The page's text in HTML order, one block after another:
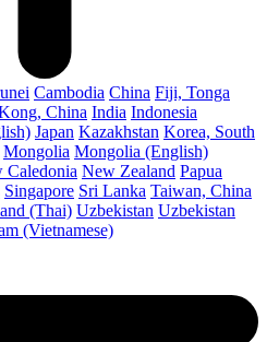
Cambodia China Fiji, Tonga
China India Indonesia
Japan Kazakhstan Korea, South
Mongolia Mongolia (English)
Caledonia New Zealand Papua
Singapore Sri Lanka Taiwan, China
(Thai) Uzbekistan Uzbekistan
(Vietnamese)